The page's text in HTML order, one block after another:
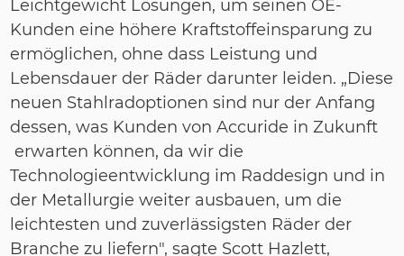
Leichtgewicht Lösungen, um seinen OE-
Kunden eine höhere Kraftstoffeinsparung zu
ermöglichen, ohne dass Leistung und
Lebensdauer der Räder darunter leiden. „Diese
neuen Stahlradoptionen sind nur der Anfang
dessen, was Kunden von Accuride in Zukunft
erwarten können, da wir die
Technologieentwicklung im Raddesign und in
der Metallurgie weiter ausbauen, um die
leichtesten und zuverlässigsten Räder der
Branche zu liefern", sagte Scott Hazlett,